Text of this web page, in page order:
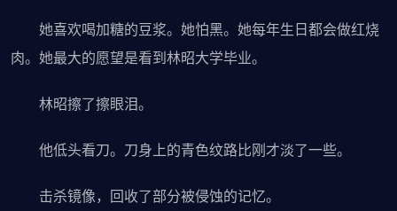
她喜欢喝加糖的豆浆。她怕黑。她每年生日都会做红烧
肉。她最大的愿望是看到林昭大学毕业。
林昭擦了擦眼泪。
他低头看刀。刀身上的青色纹路比刚才淡了一些。
击杀镜像，回收了部分被侵蚀的记忆。